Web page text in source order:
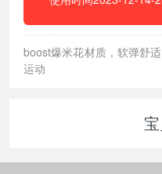
boost爆米花材质，软弹舒
运动